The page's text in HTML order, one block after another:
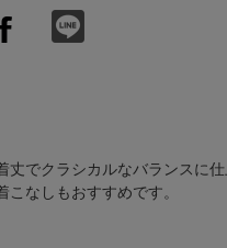
丈でクラシカルなバランスに
なしもおすすめです。